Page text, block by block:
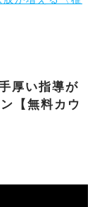
厚い指導が
【無料カウ